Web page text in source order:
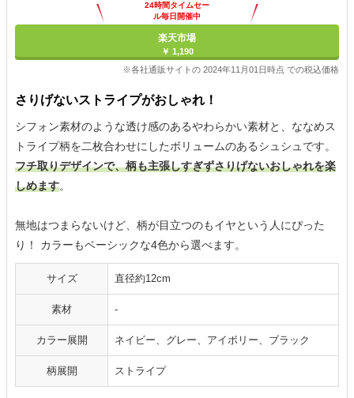
24時間タイムセー
ル毎日開催中
楽天市場
￥ 1,190
※各社通販サイトの 2024年11月01日時点 での税込価格
さりげないストライプがおしゃれ！
シフォン素材のような透け感のあるやわらかい素材と、ななめス
トライプ柄を二枚合わせにしたボリュームのあるシュシュです。
フチ取りデザインで、柄も主張しすぎずさりげないおしゃれを楽
しめます。
無地はつまらないけど、柄が目立つのもイヤという人にぴった
り！ カラーもベーシックな4色から選べます。
サイズ 直径約12cm
素材 -
カラー展開 ネイビー、グレー、アイボリー、ブラック
柄展開 ストライプ